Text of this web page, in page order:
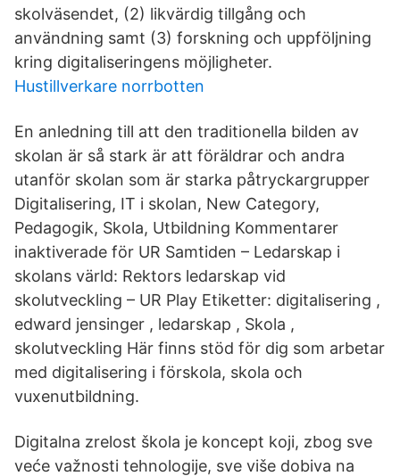
skolväsendet, (2) likvärdig tillgång och
användning samt (3) forskning och uppföljning
kring digitaliseringens möjligheter.
Hustillverkare norrbotten
En anledning till att den traditionella bilden av
skolan är så stark är att föräldrar och andra
utanför skolan som är starka påtryckargrupper
Digitalisering, IT i skolan, New Category,
Pedagogik, Skola, Utbildning Kommentarer
inaktiverade för UR Samtiden – Ledarskap i
skolans värld: Rektors ledarskap vid
skolutveckling – UR Play Etiketter: digitalisering ,
edward jensinger , ledarskap , Skola ,
skolutveckling Här finns stöd för dig som arbetar
med digitalisering i förskola, skola och
vuxenutbildning.
Digitalna zrelost škola je koncept koji, zbog sve
veće važnosti tehnologije, sve više dobiva na